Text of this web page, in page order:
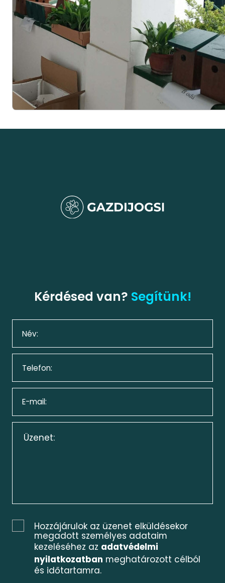
Kérdésed van? Segítünk!
Hozzájárulok az üzenet elküldésekor
megadott személyes adataim
kezeléséhez az adatvédelmi
nyilatkozatban meghatározott célból
és időtartamra.